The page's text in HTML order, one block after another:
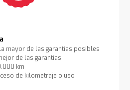
mayor de las garantías posibles
de las garantías.
km
de kilometraje o uso